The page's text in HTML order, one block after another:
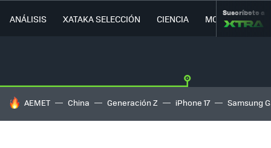
ANÁLISIS XATAKA SELECCIÓN CIENCIA MOVILIDAD
Suscríbete a
HOY SE HABLA DE
AEMET China Generación Z iPhone 17 Samsung